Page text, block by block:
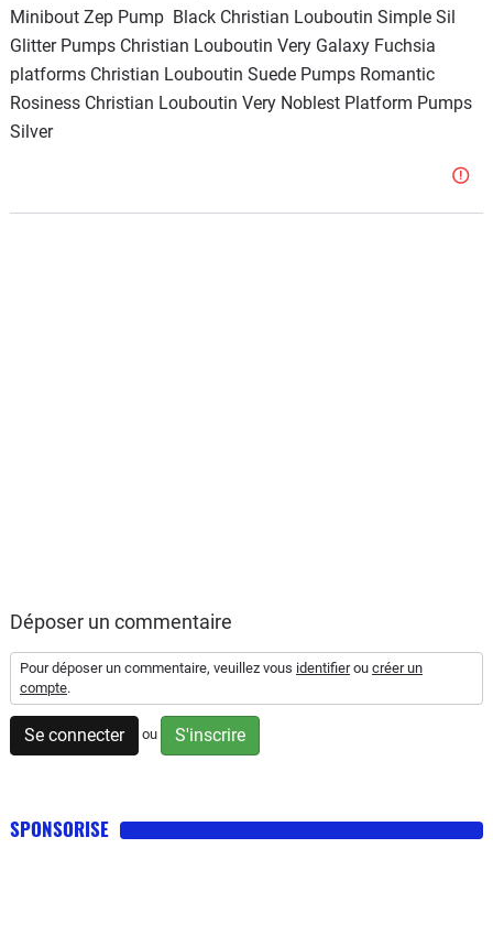
Minibout Zep Pump Black Christian Louboutin Simple Sil
Glitter Pumps Christian Louboutin Very Galaxy Fuchsia
platforms Christian Louboutin Suede Pumps Romantic
Rosiness Christian Louboutin Very Noblest Platform Pumps
Silver
Déposer un commentaire
Pour déposer un commentaire, veuillez vous identifierou créer un
compte.
Se connecter ou S'inscrire
SPONSORISE